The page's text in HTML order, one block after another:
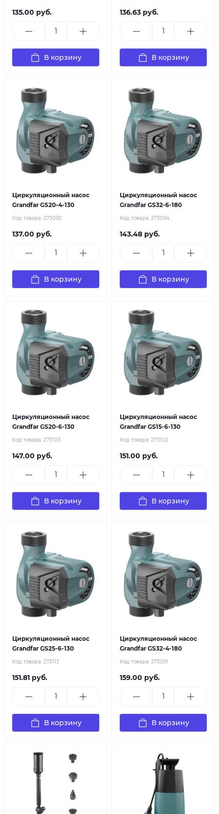
135.00 руб.
В корзину
136.63 руб.
В корзину
Циркуляционный насос
Grandfar GS20-4-130
Код товара: 273092
137.00 руб.
В корзину
Циркуляционный насос
Grandfar GS32-6-180
Код товара: 273094
143.48 руб.
В корзину
Циркуляционный насос
Grandfar GS20-6-130
Код товара: 273103
147.00 руб.
В корзину
Циркуляционный насос
Grandfar GS15-6-130
Код товара: 273102
151.00 руб.
В корзину
Циркуляционный насос
Grandfar GS25-6-130
Код товара: 273113
151.81 руб.
В корзину
Циркуляционный насос
Grandfar GS32-4-180
Код товара: 273091
159.00 руб.
В корзину